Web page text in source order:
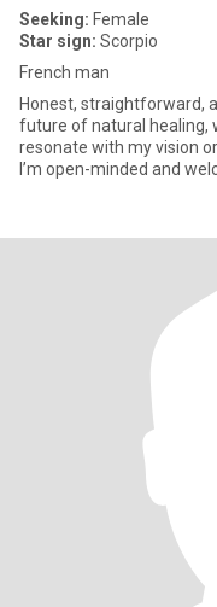
Seeking: Female
Star sign: Scorpio
French man
Honest, straightforward,
future of natural healing,
resonate with my vision
I’m open-minded and